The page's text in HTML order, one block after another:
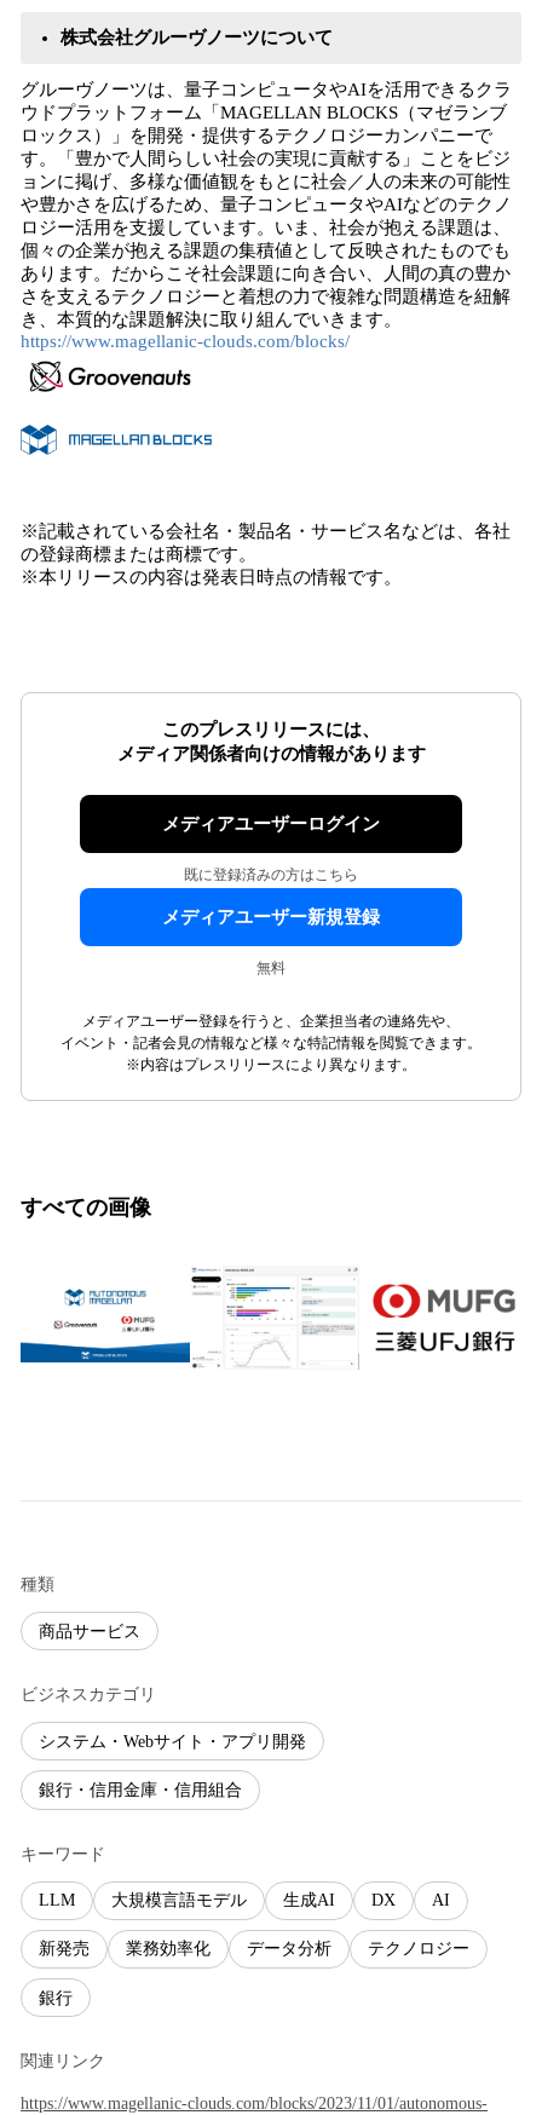
株式会社グルーヴノーツについて
グルーヴノーツは、量子コンピュータやAIを活用できるクラ
ウドプラットフォーム「MAGELLAN BLOCKS（マゼランブ
ロックス）」を開発・提供するテクノロジーカンパニーで
す。「豊かで人間らしい社会の実現に貢献する」ことをビジ
ョンに掲げ、多様な価値観をもとに社会／人の未来の可能性
や豊かさを広げるため、量子コンピュータやAIなどのテクノ
ロジー活用を支援しています。いま、社会が抱える課題は、
個々の企業が抱える課題の集積値として反映されたものでも
あります。だからこそ社会課題に向き合い、人間の真の豊か
さを支えるテクノロジーと着想の力で複雑な問題構造を紐解
き、本質的な課題解決に取り組んでいきます。
https://www.magellanic-clouds.com/blocks/
※記載されている会社名・製品名・サービス名などは、各社
の登録商標または商標です。
※本リリースの内容は発表日時点の情報です。
このプレスリリースには、
メディア関係者向けの情報があります
メディアユーザーログイン
既に登録済みの方はこちら
メディアユーザー新規登録
無料
メディアユーザー登録を行うと、企業担当者の連絡先や、
イベント・記者会見の情報など様々な特記情報を閲覧できます。
※内容はプレスリリースにより異なります。
すべての画像
種類
商品サービス
ビジネスカテゴリ
システム・Webサイト・アプリ開発
銀行・信用金庫・信用組合
キーワード
LLM 大規模言語モデル 生成AI DX AI
新発売 業務効率化 データ分析 テクノロジー
銀行
関連リンク
https://www.magellanic-clouds.com/blocks/2023/11/01/autonomous-